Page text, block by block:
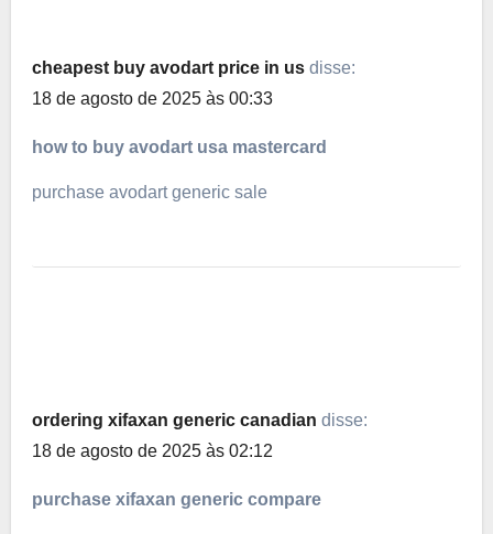
cheapest buy avodart price in us disse:
18 de agosto de 2025 às 00:33
how to buy avodart usa mastercard
purchase avodart generic sale
ordering xifaxan generic canadian disse:
18 de agosto de 2025 às 02:12
purchase xifaxan generic compare